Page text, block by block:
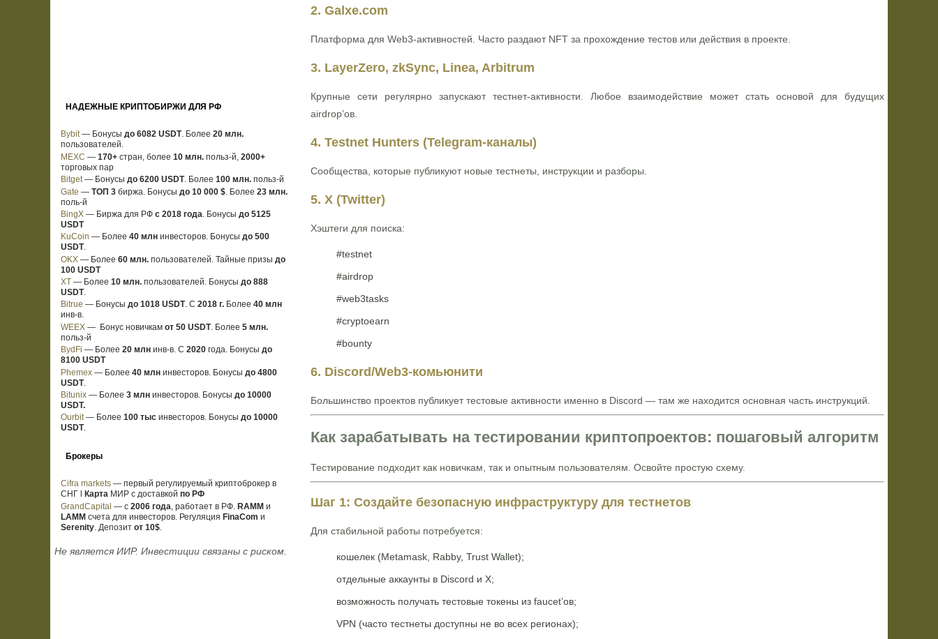
НАДЕЖНЫЕ КРИПТОБИРЖИ ДЛЯ РФ
Bybit— Бонусы до 6082 USDT. Более 20 млн.
пользователей.
MEXC — 170+стран, более 10 млн.польз-й, 2000+
торговых пар
Bitget— Бонусы до 6200 USDT. Более 100 млн.польз-й
Gate — ТОП 3биржа. Бонусы до 10 000 $. Более 23 млн.
поль-й
BingX— Биржа для РФ с 2018 года. Бонусы до 5125
USDT
KuCoin — Более 40 млнинвесторов. Бонусы до 500
USDT.
OKX— Более 60 млн.пользователей. Тайные призы до
100 USDT
XT— Более 10 млн.пользователей. Бонусы до 888
USDT.
Bitrue — Бонусы до 1018 USDT. С 2018 г.Более 40 млн
инв-в.
WEEX— Бонус новичкам от 50 USDT. Более 5 млн.
польз-й
BydFi — Более 20 млнинв-в. С 2020года. Бонусы до
8100 USDT
Phemex— Более 40 млнинвесторов. Бонусы до 4800
USDT.
Bitunix— Более 3 млнинвесторов. Бонусы до 10000
USDT.
Ourbit— Более 100 тысинвесторов. Бонусы до 10000
USDT.
Брокеры
Cifra markets— первый регулируемый криптоброкер в
СНГ l
КартаМИР с доставкой по РФ
GrandCapital — с 2006 года , работает в РФ. RAMMи
LAMMсчета для инвесторов. Регуляция FinaCom и
Serenity. Депозит от 10$.
️ Не является ИИР. Инвестиции связаны с риском.
2. Galxe.com
Платформа для Web3-активностей. Часто раздают NFT за прохождение тестов или действия в проекте.
3. LayerZero, zkSync, Linea, Arbitrum
Крупные сети регулярно запускают тестнет-активности. Любое взаимодействие может стать основой для будущих
airdrop’ов.
4. Testnet Hunters (Telegram-каналы)
Сообщества, которые публикуют новые тестнеты, инструкции и разборы.
5. X (Twitter)
Хэштеги для поиска:
#testnet
#airdrop
#web3tasks
#cryptoearn
#bounty
6. Discord/Web3-комьюнити
Большинство проектов публикует тестовые активности именно в Discord — там же находится основная часть инструкций.
Как зарабатывать на тестировании криптопроектов: пошаговый алгоритм
Тестирование подходит как новичкам, так и опытным пользователям. Освойте простую схему.
Шаг 1: Создайте безопасную инфраструктуру для тестнетов
Для стабильной работы потребуется:
кошелек (Metamask, Rabby, Trust Wallet);
отдельные аккаунты в Discord и X;
возможность получать тестовые токены из faucet’ов;
VPN (часто тестнеты доступны не во всех регионах);